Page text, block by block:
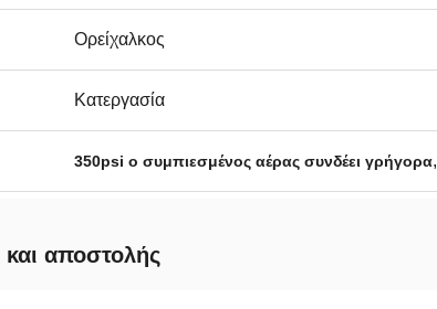
Ορείχαλκος
Κατεργασία
350psi ο συμπιεσμένος αέρας συνδέει γρήγορα,
αποστολής